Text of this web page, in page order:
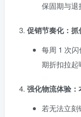
保固期与退
促销节奏化：
每周 1 次
期折扣拉起
强化物流体验
若无法立